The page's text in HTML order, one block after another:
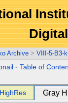
Archive > VIII-5-B3-
-Table of
Gray